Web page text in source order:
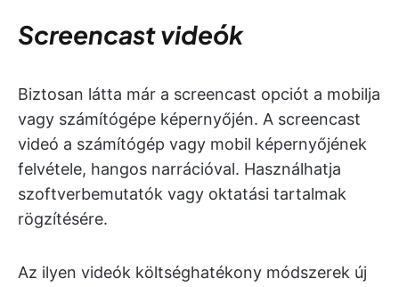
Screencast videók
Biztosan látta már a screencast opciót a mobilja
vagy számítógépe képernyőjén. A screencast
videó a számítógép vagy mobil képernyőjének
felvétele, hangos narrációval. Használhatja
szoftverbemutatók vagy oktatási tartalmak
rögzítésére.
Az ilyen videók költséghatékony módszerek új